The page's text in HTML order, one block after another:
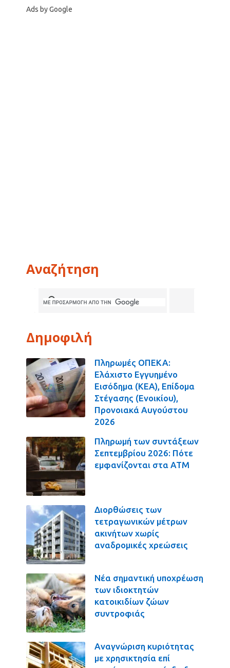
Ads by Google
Αναζήτηση
Δημοφιλή
Πληρωμές ΟΠΕΚΑ:
Ελάχιστο Εγγυημένο
Εισόδημα (ΚΕΑ), Επίδομα
Στέγασης (Ενοικίου),
Προνοιακά Αυγούστου
2026
Πληρωμή των συντάξεων
Σεπτεμβρίου 2026: Πότε
εμφανίζονται στα ΑΤΜ
Διορθώσεις των
τετραγωνικών μέτρων
ακινήτων χωρίς
αναδρομικές χρεώσεις
Νέα σημαντική υποχρέωση
των ιδιοκτητών
κατοικιδίων ζώων
συντροφιάς
Αναγνώριση κυριότητας
με χρησικτησία επί